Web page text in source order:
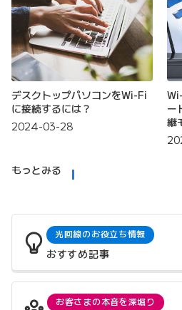
デスクトップパソコンをWi-Fi
に接続するには？
2024-03-28
ー
継
もっとみる
光回線のお役立ち情報
おすすめ記事
お客さまの本音を深堀り